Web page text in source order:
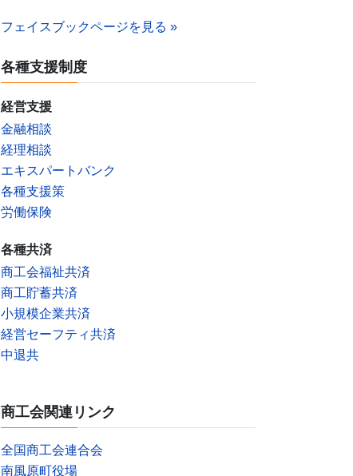
フェイスブックページを見る »
各種支援制度
経営支援
金融相談
経理相談
エキスパートバンク
各種支援策
労働保険
各種共済
商工会福祉共済
商工貯蓄共済
小規模企業共済
経営セーフティ共済
中退共
商工会関連リンク
全国商工会連合会
南風原町役場